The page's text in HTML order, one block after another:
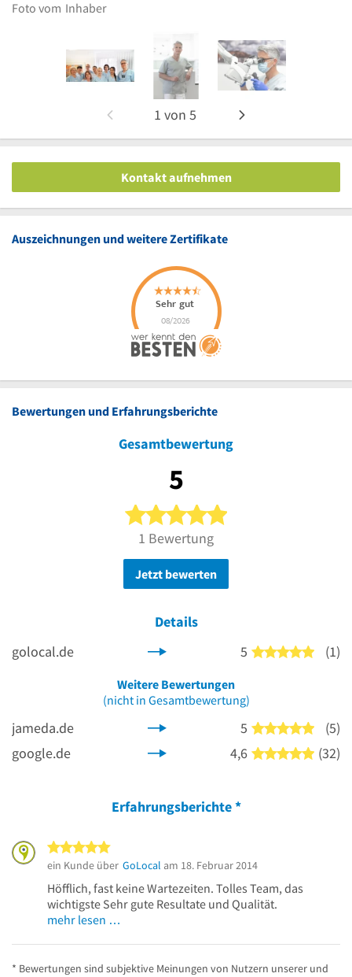
Foto vom Inhaber
1 von 5
Kontakt aufnehmen
Auszeichnungen und weitere Zertifikate
Bewertungen und Erfahrungsberichte
Gesamtbewertung
5
5 von 5 Sternen
1 Bewertung
Jetzt bewerten
Details
golocal.de
5 5 von
(1)
Weitere Bewertungen
(nicht in Gesamtbewertung)
jameda.de 5 5 von
(5)
google.de
4,6 5 von
(32)
Erfahrungsberichte*
ein Kunde über GoLocal am 18. Februar 2014
Höfflich, fast keine Wartezeiten. Tolles Team, das
wichtigste Sehr gute Resultate und Qualität.
mehr lesen …
* Bewertungen sind subjektive Meinungen von Nutzern unserer und